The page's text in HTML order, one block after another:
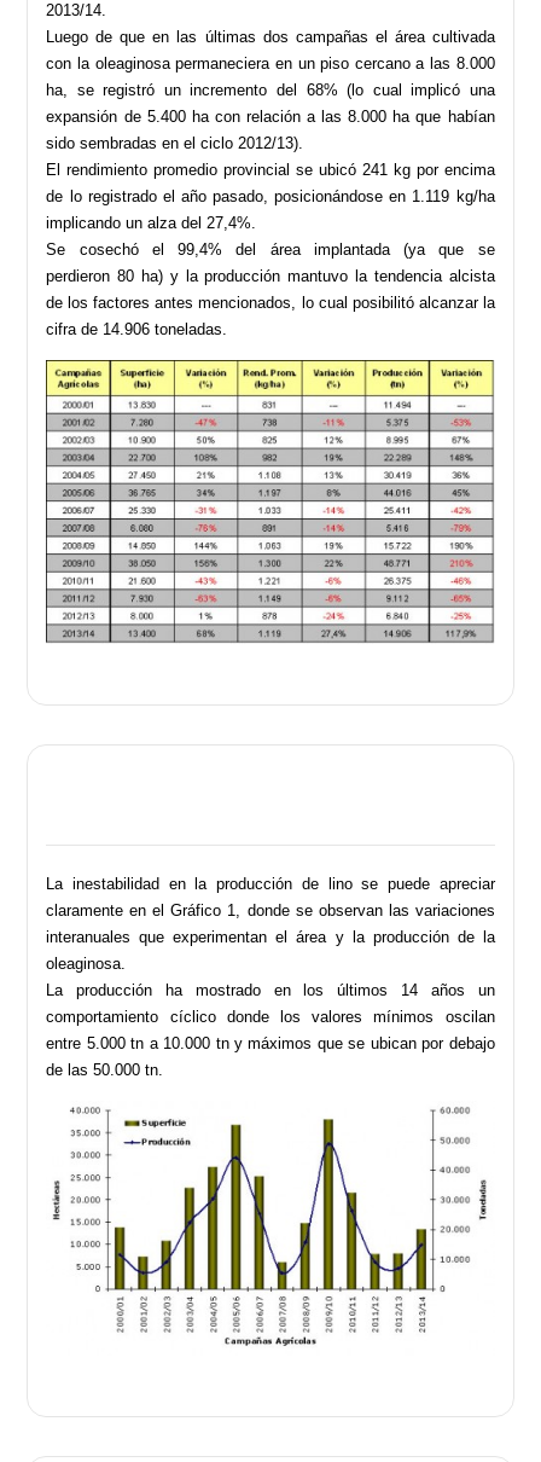
2013/14.
Luego de que en las últimas dos campañas el área cultivada
con la oleaginosa permaneciera en un piso cercano a las 8.000
ha, se registró un incremento del 68% (lo cual implicó una
expansión de 5.400 ha con relación a las 8.000 ha que habían
sido sembradas en el ciclo 2012/13).
El rendimiento promedio provincial se ubicó 241 kg por encima
de lo registrado el año pasado, posicionándose en 1.119 kg/ha
implicando un alza del 27,4%.
Se cosechó el 99,4% del área implantada (ya que se
perdieron 80 ha) y la producción mantuvo la tendencia alcista
de los factores antes mencionados, lo cual posibilitó alcanzar la
cifra de 14.906 toneladas.
La inestabilidad en la producción de lino se puede apreciar
claramente en el Gráfico 1, donde se observan las variaciones
interanuales que experimentan el área y la producción de la
oleaginosa.
La producción ha mostrado en los últimos 14 años un
comportamiento cíclico donde los valores mínimos oscilan
entre 5.000 tn a 10.000 tn y máximos que se ubican por debajo
de las 50.000 tn.